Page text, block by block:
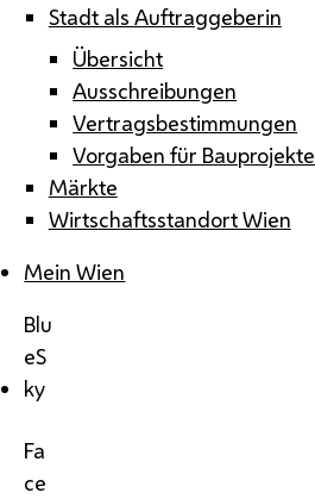
Stadt als Auftraggeberin
Übersicht
Ausschreibungen
Vertragsbestimmungen
Vorgaben für Bauprojekte
Märkte
Wirtschaftsstandort Wien
Mein Wien
Blu
eS
ky
Fa
ce